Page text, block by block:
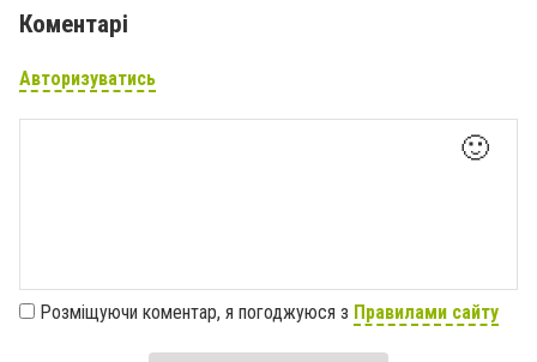
Коментарі
Авторизуватись
🙂
Розміщуючи коментар, я погоджуюся з Правилами сайту